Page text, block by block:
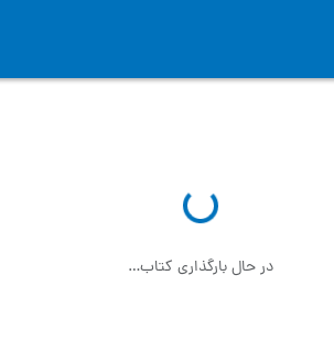
در حال بارگذاری کتاب…